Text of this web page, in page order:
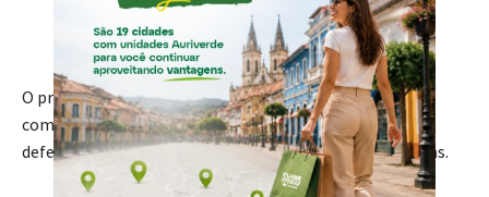
Presidente da FECOAGRO, Cláudio Post – Divulgação/Imprensa
News Sul
O presidente da FECOAGRO,Cláudio Post, destacou a
competitividade internacional de Santa Catarina ao
defender a isenção do ICMS sobre os defensivos agrícolas.